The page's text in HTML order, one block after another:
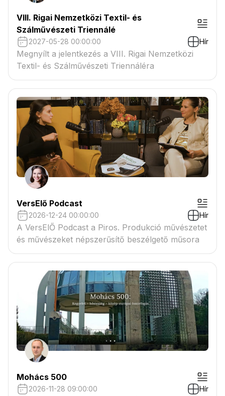
VIII. Rigai Nemzetközi Textil- és
Szálművészeti Triennálé
2027-05-28 00:00:00 Hír
Megnyílt a jelentkezés a VIII. Rigai Nemzetközi
Textil- és Szálművészeti Triennáléra
VersElő Podcast
2026-12-24 00:00:00 Hír
A VersElŐ Podcast a Piros. Produkció művészetet
és művészeket népszerűsítő beszélgető műsora
Mohács 500
2026-11-28 09:00:00 Hír